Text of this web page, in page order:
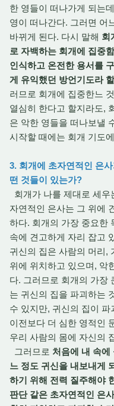
한 영들이 떠나가게 되는
영이 떠나간다. 그러면 어
바뀌게 된다. 다시 말해 회
로 자백하는 회개에 집중
인식하고 온전한 용서를
게 유익했던 방언기도라
러므로 회개에 집중한느
열심히 한다고 할지라도,
은 악한 영들을 떠나보낼
시작할 때에는 회개 기도
3. 회개에 초자연적인 은
떤 것들이 있는가?
회개가 나를 제대로 세
자연적인 은사는 그 위에
하다. 회개의 가장 중요한
속에 견고하게 자리 잡고
귀신의 집은 사람의 머리,
위에 위치하고 있으며, 악
다. 그러므로 회개의 가장
는 귀신의 집을 파괴하는
수 있지만, 귀신의 집이
이전보다 더 심한 영적인
우리 사람의 몸에 자신의
그러므로 처음에 내 속에
느 정도 귀신을 내보내게
하기 위해 전력 질주해야
판단 같은 초자연적인 은